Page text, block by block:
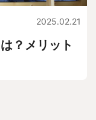
2025.02.21
？メリット